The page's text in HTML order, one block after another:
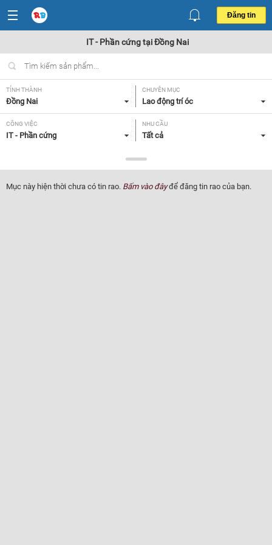
Đăng tin
IT - Phần cứng tại Đồng Nai
TỈNH THÀNH
Đồng Nai
CHUYÊN MỤC
Lao động trí óc
CÔNG VIỆC
IT - Phần cứng
NHU CẦU
Tất cả
Tất cả
Mục này hiện thời chưa có tin rao. Bấm vào đâyđể đăng tin rao của bạn.